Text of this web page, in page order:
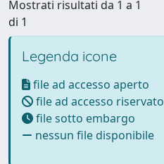
Mostrati risultati da 1 a 1
di 1
Legenda icone
file ad accesso aperto
file ad accesso riservato
file sotto embargo
nessun file disponibile